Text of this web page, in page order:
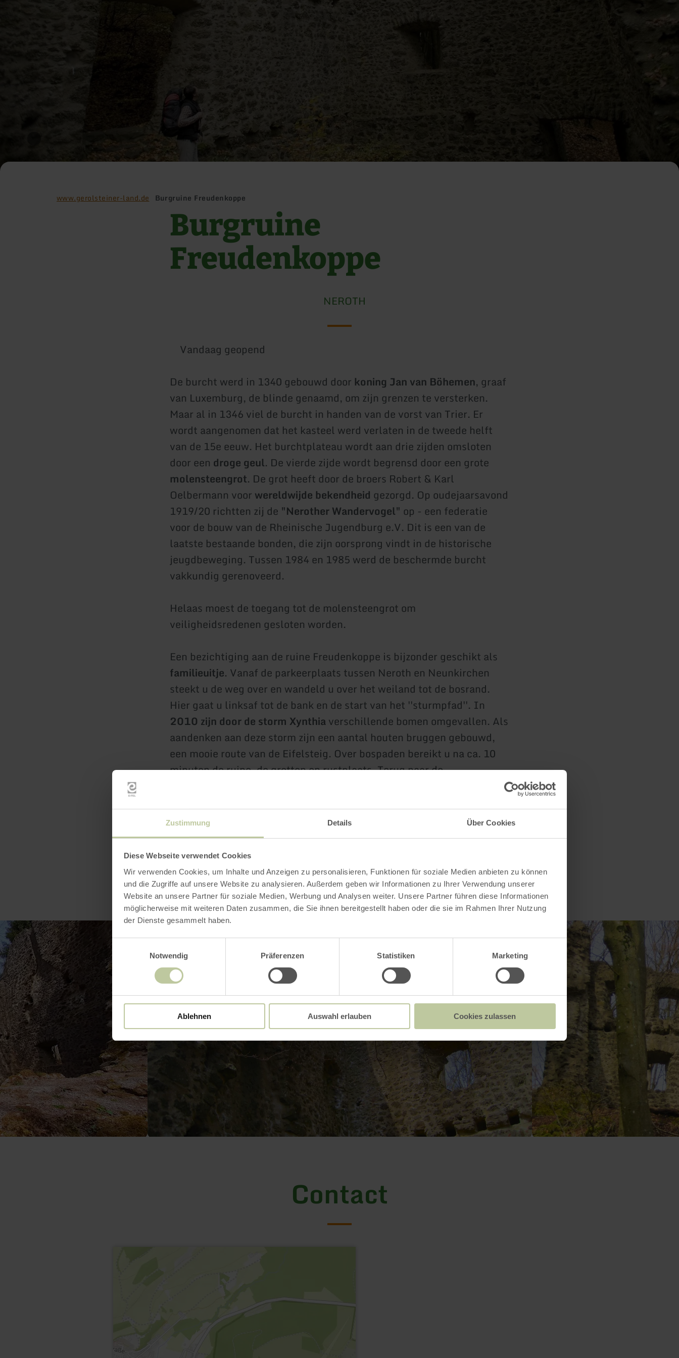
Zustimmung Details Über Cookies
Diese Webseite verwendet Cookies
Wir verwenden Cookies, um Inhalte und Anzeigen zu personalisieren, Funktionen für soziale Medien anbieten zu können
und die Zugriffe auf unsere Website zu analysieren. Außerdem geben wir Informationen zu Ihrer Verwendung unserer
Website an unsere Partner für soziale Medien, Werbung und Analysen weiter. Unsere Partner führen diese Informationen
möglicherweise mit weiteren Daten zusammen, die Sie ihnen bereitgestellt haben oder die sie im Rahmen Ihrer Nutzung
der Dienste gesammelt haben.
Notwendig
Präferenzen Statistiken Marketing
Ablehnen Auswahl erlauben Cookies zulassen
www.gerolsteiner-land.de Burgruine Freudenkoppe
Burgruine
Freudenkoppe
NEROTH
Vandaag geopend
De burcht werd in 1340 gebouwd door koning Jan van Böhemen, graaf
van Luxemburg, de blinde genaamd, om zijn grenzen te versterken.
Maar al in 1346 viel de burcht in handen van de vorst van Trier. Er
wordt aangenomen dat het kasteel werd verlaten in de tweede helft
van de 15e eeuw. Het burchtplateau wordt aan drie zijden omsloten
door een droge geul. De vierde zijde wordt begrensd door een grote
molensteengrot. De grot heeft door de broers Robert & Karl
Oelbermann voor wereldwijde bekendheid gezorgd. Op oudejaarsavond
1919/20 richtten zij de "Nerother Wandervogel" op - een federatie
voor de bouw van de Rheinische Jugendburg e.V. Dit is een van de
laatste bestaande bonden, die zijn oorsprong vindt in de historische
jeugdbeweging. Tussen 1984 en 1985 werd de beschermde burcht
vakkundig gerenoveerd.
Helaas moest de toegang tot de molensteengrot om
veiligheidsredenen gesloten worden.
Een bezichtiging aan de ruine Freudenkoppe is bijzonder geschikt als
familieuitje. Vanaf de parkeerplaats tussen Neroth en Neunkirchen
steekt u de weg over en wandeld u over het weiland tot de bosrand.
Hier gaat u linksaf tot de bank en de start van het ''sturmpfad''. In
2010 zijn door de storm Xynthiaverschillende bomen omgevallen. Als
aandenken aan deze storm zijn een aantal houten bruggen gebouwd,
een mooie route van de Eifelsteig. Over bospaden bereikt u na ca. 10
minuten de ruine, de grotten en rustplaats. Terug naar de
Impressies
Contact